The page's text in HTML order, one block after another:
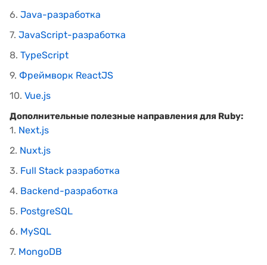
6. Java-разработка
7. JavaScript-разработка
8. TypeScript
9. Фреймворк ReactJS
10. Vue.js
Дополнительные полезные направления для Ruby:
1. Next.js
2. Nuxt.js
3. Full Stack разработка
4. Backend-разработка
5. PostgreSQL
6. MySQL
7. MongoDB